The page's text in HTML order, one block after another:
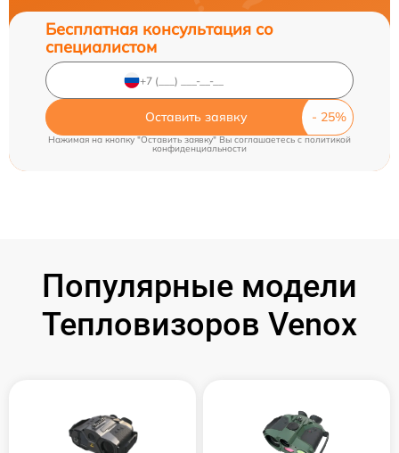
Бесплатная консультация со
специалистом
Оставить заявку
Нажимая на кнопку "Оставить заявку" Вы соглашаетесь c политикой
конфиденциальности
Популярные модели
Тепловизоров Venox